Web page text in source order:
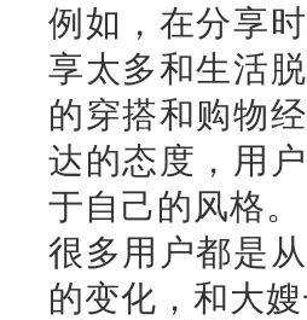
例如，在分享
享太多和生活
的穿搭和购物
达的态度，用
于自己的风格。
很多用户都是
的变化，和大